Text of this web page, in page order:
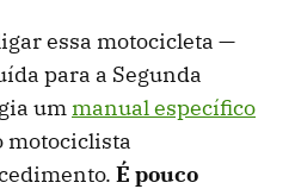
essa motocicleta —
para a Segunda
ummanual específico
motociclista
É pouco